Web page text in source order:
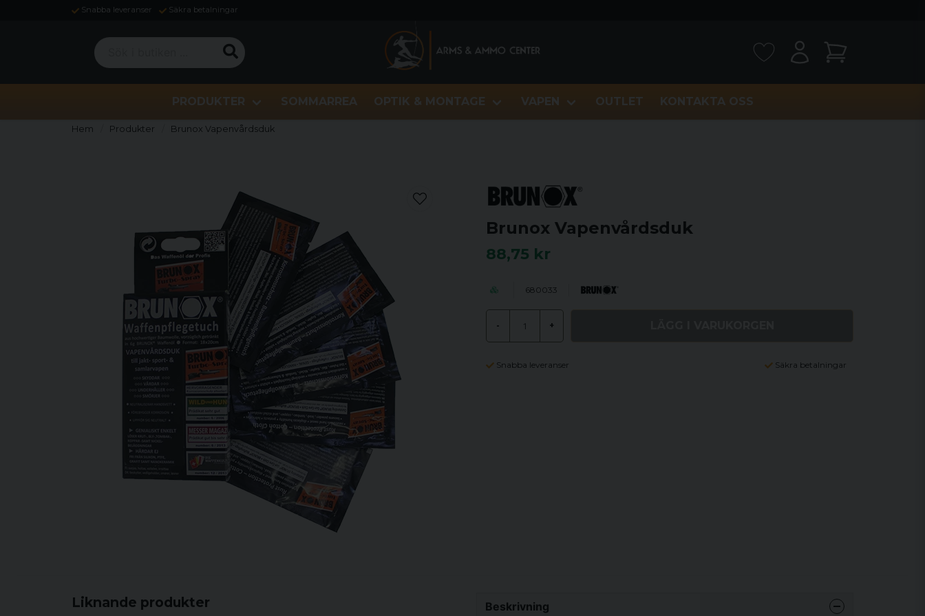
Snabba leveranser Säkra betalningar
Sök i butiken ...
PRODUKTER SOMMARREA OPTIK & MONTAGE VAPEN OUTLET KONTAKTA OSS
Hem Produkter Brunox Vapenvårdsduk
Brunox Vapenvårdsduk
88,75 kr
680033
- +
Snabba leveranser Säkra betalningar
Liknande produkter Beskrivning